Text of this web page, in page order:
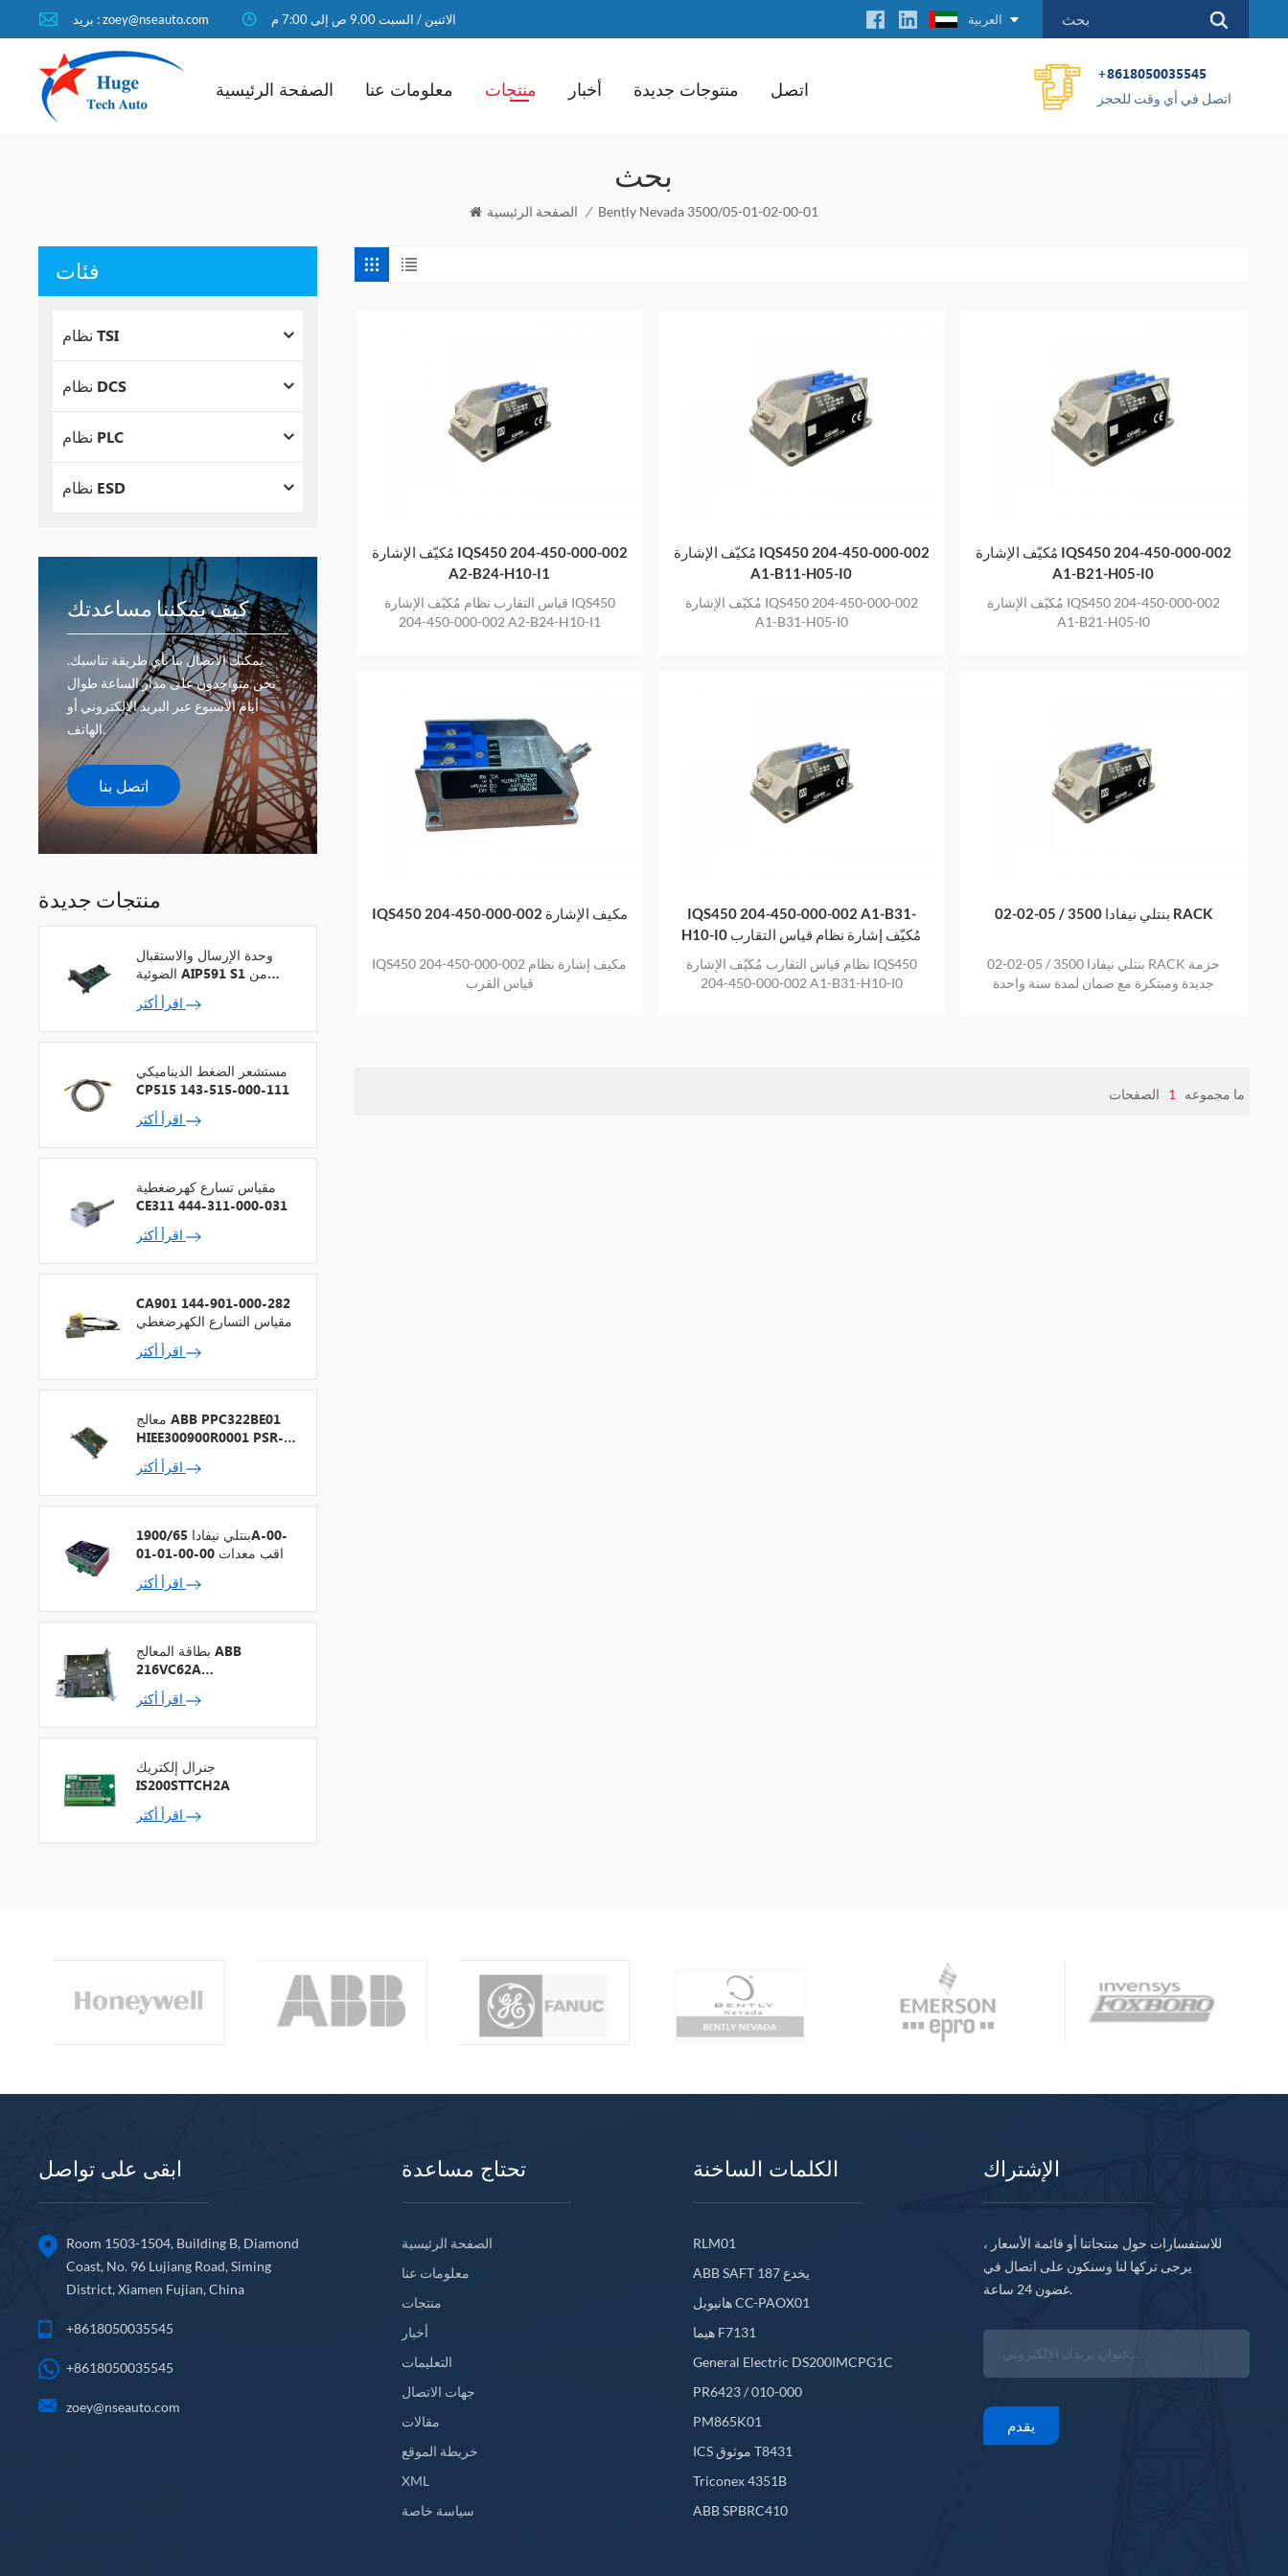
بريد : zoey@nseauto.com الاثنين / السبت 9.00 ص إلى 7:00 م العربية
الصفحة الرئيسية معلومات عنا منتجات أخبار منتوجات جديدة اتصل
+8618050035545
اتصل في أي وقت للحجز
بحث
الصفحة الرئيسية / Bently Nevada 3500/05-01-02-00-01
مُكيّف الإشارة IQS450 204-450-000-002
A2-B24-H10-I1
قياس التقارب نظام مُكيّف الإشارة IQS450
204-450-000-002 A2-B24-H10-I1
مُكيّف الإشارة IQS450 204-450-000-002
A1-B11-H05-I0
مُكيّف الإشارة IQS450 204-450-000-002
A1-B31-H05-I0
مُكيّف الإشارة IQS450 204-450-000-002
A1-B21-H05-I0
مُكيّف الإشارة IQS450 204-450-000-002
A1-B21-H05-I0
IQS450 204-450-000-002 مكيف الإشارة
IQS450 204-450-000-002 مكيف إشارة نظام
قياس القرب
IQS450 204-450-000-002 A1-B31-
H10-I0 مُكيّف إشارة نظام قياس التقارب
نظام قياس التقارب مُكيّف الإشارة IQS450
204-450-000-002 A1-B31-H10-I0
بنتلي نيفادا 3500 / 05-02-02 RACK
بنتلي نيفادا 3500 / 05-02-02 RACK حزمة
جديدة ومبتكرة مع ضمان لمدة سنة واحدة
ما مجموعه 1 الصفحات
فئات
نظام TSI
نظام DCS
نظام PLC
نظام ESD
كيف يمكننا مساعدتك
يمكنك الاتصال بنا بأي طريقة تناسبك.
نحن متواجدون على مدار الساعة طوال
أيام الأسبوع عبر البريد الإلكتروني أو
الهاتف.
اتصل بنا
منتجات جديدة
وحدة الإرسال والاستقبال
الضوئية AIP591 S1 من
شركة يوكوجاوا لمكرر شبكة
V
مستشعر الضغط الديناميكي
CP515 143-515-000-111
مقياس تسارع كهرضغطية
CE311 444-311-000-031
CA901 144-901-000-282
مقياس التسارع الكهرضغطي
معالج ABB PPC322BE01
HIEE300900R0001 PSR-2
+ ناقل المجال
بنتلي نيفادا 1900/65A-00-
01-01-00-00 مراقب معدات
الأغراض العامة
بطاقة المعالج ABB
216VC62A
HESG324442R13
جنرال إلكتريك
IS200STTCH2A
ابقى على تواصل
Room 1503-1504, Building B, Diamond
Coast, No. 96 Lujiang Road, Siming
District, Xiamen Fujian, China
+8618050035545
+8618050035545
zoey@nseauto.com
تحتاج مساعدة
الصفحة الرئيسية
معلومات عنا
منتجات
أخبار
التعليمات
جهات الاتصال
مقالات
خريطة الموقع
XML
سياسة خاصة
الكلمات الساخنة
RLM01
ABB SAFT 187 يخدع
هانيويل CC-PAOX01
هيما F7131
General Electric DS200IMCPG1C
PR6423 / 010-000
PM865K01
ICS موثوق T8431
Triconex 4351B
ABB SPBRC410
الإشتراك
للاستفسارات حول منتجاتنا أو قائمة الأسعار ،
يرجى تركها لنا وسنكون على اتصال في
غضون 24 ساعة.
يقدم